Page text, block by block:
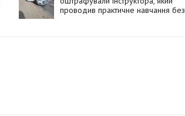
проводив практичне навчання без